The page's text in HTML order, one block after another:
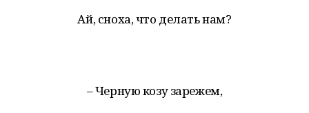
Ай, сноха, что делать нам?
– Черную козу зарежем,